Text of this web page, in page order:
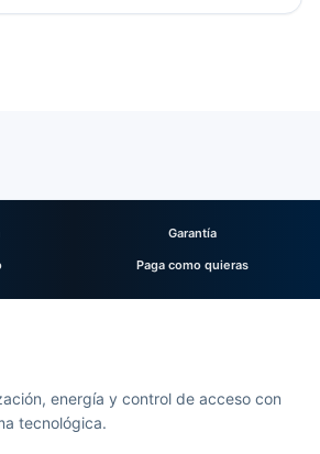
Garantía
Paga como quieras
energía y control de acceso con
tecnológica.